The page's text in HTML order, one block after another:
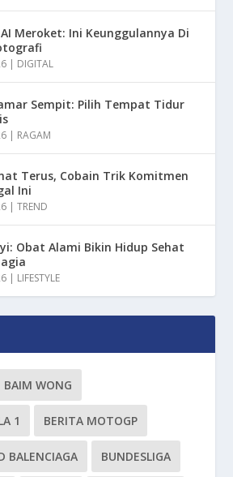
Meroket: Ini Keunggulannya Di
| DIGITAL
Sempit: Pilih Tempat Tidur
| RAGAM
Terus, Cobain Trik Komitmen
Ini
|TREND
Obat Alami Bikin Hidup Sehat
| LIFESTYLE
BAIM WONG
1 BERITA MOTOGP
BALENCIAGA BUNDESLIGA